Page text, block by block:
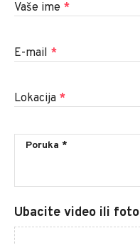
Vaše ime *
E-mail *
Lokacija *
Ubacite video ili foto